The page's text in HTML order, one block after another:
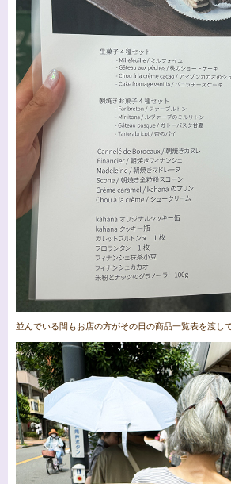
並んでいる間もお店の方がその日の商品一覧表を渡し